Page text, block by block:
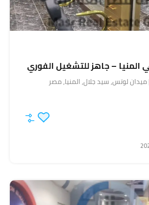
المنيا – جاهز للتشغيل الفوري